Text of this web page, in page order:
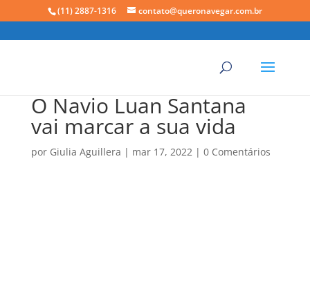
(11) 2887-1316 contato@queronavegar.com.br
O Navio Luan Santana
vai marcar a sua vida
por Giulia Aguillera | mar 17, 2022| 0 Comentários